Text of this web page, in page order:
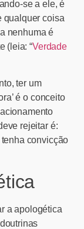
se a ele, é
qualquer coisa
nenhuma é
(leia: “Verdade
ter um
é o conceito
rejeitar é:
convicção
a apologética